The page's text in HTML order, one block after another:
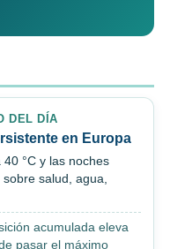
DEL DÍA
en Europa
°C y las noches
salud, agua,
acumulada eleva
pasar el máximo